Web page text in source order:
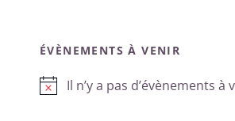
ÉVÈNEMENTS À VENIR
Notice
Il n’y a pas d’évènements à